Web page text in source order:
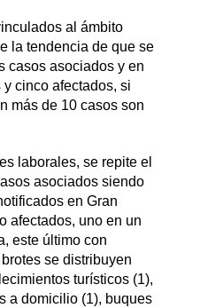
al ámbito
la tendencia de que se
casos asociados y en
cinco afectados, si
más de 10 casos son
laborales, se repite el
asociados siendo
en Gran
afectados, uno en un
este último con
se distribuyen
turísticos (1),
a domicilio (1), buques